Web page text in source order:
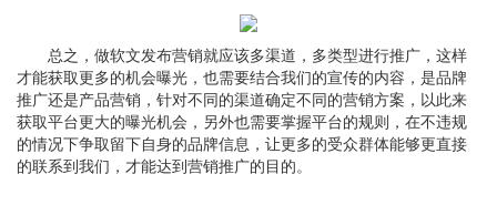
总之，做软文发布营销就应该多渠道，多类型进行推广，这样
才能获取更多的机会曝光，也需要结合我们的宣传的内容，是品牌
推广还是产品营销，针对不同的渠道确定不同的营销方案，以此来
获取平台更大的曝光机会，另外也需要掌握平台的规则，在不违规
的情况下争取留下自身的品牌信息，让更多的受众群体能够更直接
的联系到我们，才能达到营销推广的目的。